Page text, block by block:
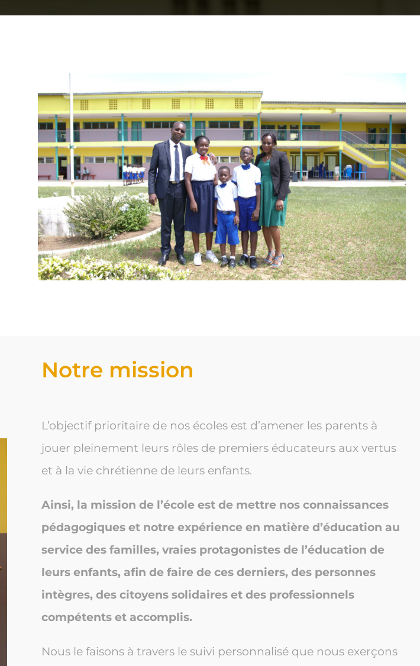
Notre mission
L’objectif prioritaire de nos écoles est d’amener les parents à
jouer pleinement leurs rôles de premiers éducateurs aux vertus
et à la vie chrétienne de leurs enfants.
Ainsi, la mission de l’école est de mettre nos connaissances
pédagogiques et notre expérience en matière d’éducation au
service des familles, vraies protagonistes de l’éducation de
leurs enfants, afin de faire de ces derniers, des personnes
intègres, des citoyens solidaires et des professionnels
compétents et accomplis.
Nous le faisons à travers le suivi personnalisé que nous exerçons